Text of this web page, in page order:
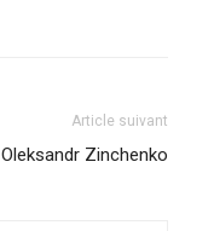
Article suivant
Oleksandr Zinchenko